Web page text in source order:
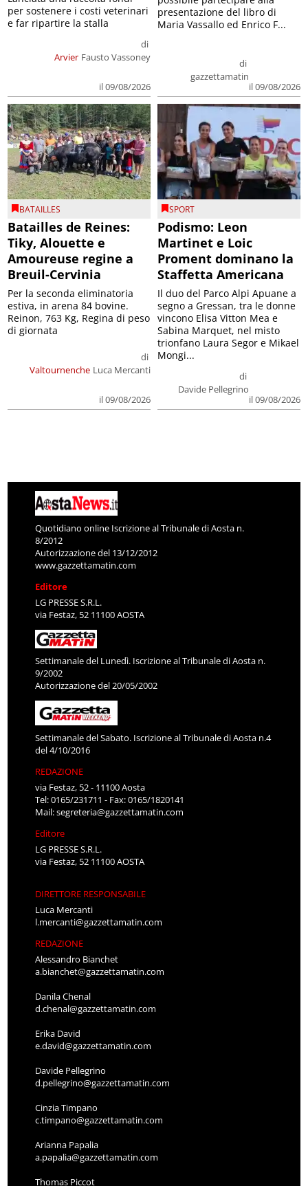
Arvier
di
Fausto Vassoney
il 09/08/2026
per sostenere i costi veterinari
e far ripartire la stalla
di
gazzettamatin
il 09/08/2026
presentazione del libro di
Maria Vassallo ed Enrico F...
BATAILLES
Batailles de Reines:
Tiky, Alouette e
Amoureuse regine a
Breuil-Cervinia
Valtournenche
di
Luca Mercanti
il 09/08/2026
Per la seconda eliminatoria
estiva, in arena 84 bovine.
Reinon, 763 Kg, Regina di peso
di giornata
SPORT
Podismo: Leon
Martinet e Loic
Proment dominano la
Staffetta Americana
di
Davide Pellegrino
il 09/08/2026
Il duo del Parco Alpi Apuane a
segno a Gressan, tra le donne
vincono Elisa Vitton Mea e
Sabina Marquet, nel misto
trionfano Laura Segor e Mikael
Mongi...
Quotidiano online Iscrizione al Tribunale di Aosta n.
8/2012
Autorizzazione del 13/12/2012
www.gazzettamatin.com
Editore
LG PRESSE S.R.L.
via Festaz, 52 11100 AOSTA
Settimanale del Lunedì. Iscrizione al Tribunale di Aosta n.
9/2002
Autorizzazione del 20/05/2002
Settimanale del Sabato. Iscrizione al Tribunale di Aosta n.4
del 4/10/2016
REDAZIONE
via Festaz, 52 - 11100 Aosta
Tel: 0165/231711 - Fax: 0165/1820141
Mail:segreteria@gazzettamatin.com
Editore
LG PRESSE S.R.L.
via Festaz, 52 11100 AOSTA
DIRETTORE RESPONSABILE
Luca Mercanti
l.mercanti@gazzettamatin.com
REDAZIONE
Alessandro Bianchet
a.bianchet@gazzettamatin.com
Danila Chenal
d.chenal@gazzettamatin.com
Erika David
e.david@gazzettamatin.com
Davide Pellegrino
d.pellegrino@gazzettamatin.com
Cinzia Timpano
c.timpano@gazzettamatin.com
Arianna Papalia
a.papalia@gazzettamatin.com
Thomas Piccot